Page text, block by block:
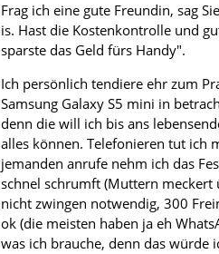
Frag ich eine gute Freundin, sag
is. Hast die Kostenkontrolle und
sparste das Geld fürs Handy".
Ich persönlich tendiere ehr zum
Samsung Galaxy S5 mini in
denn die will ich bis ans
alles können. Telefonieren tut ich
jemanden anrufe nehm ich das
schnel schrumft (Muttern meckert
nicht zwingen notwendig, 300
ok (die meisten haben ja eh
was ich brauche, denn das würde